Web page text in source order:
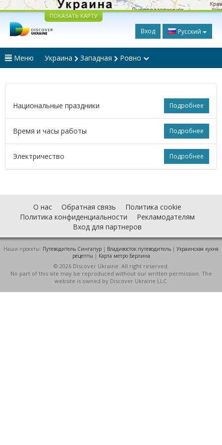
ПОКАЗАТЬ КАРТУ
Вход Русский
Меню Украина Западная Ровно
Подробнее
Национальные праздники
Подробнее
Время и часы работы
Подробнее
Электричество
О нас Обратная связь
Политика cookie
Политика конфиденциальности
Рекламодателям
Вход для партнеров
Наши проекты: Путеводитель Сингапур | Владивосток путеводитель | Украинская кухня
рецепты | Карта метро Берлина
© 2026 Discover Ukraine. All right reserved.
No part of this site may be reproduced without our written permission. The
website is owned by Discover Ukraine LLC.